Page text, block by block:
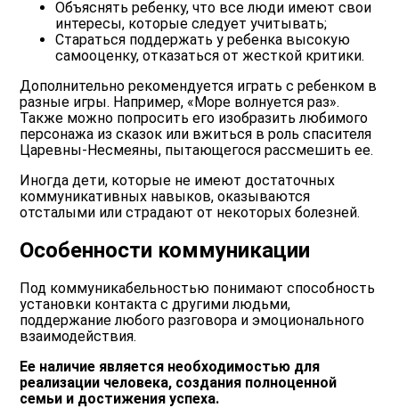
Объяснять ребенку, что все люди имеют свои
интересы, которые следует учитывать;
Стараться поддержать у ребенка высокую
самооценку, отказаться от жесткой критики.
Дополнительно рекомендуется играть с ребенком в
разные игры. Например, «Море волнуется раз».
Также можно попросить его изобразить любимого
персонажа из сказок или вжиться в роль спасителя
Царевны-Несмеяны, пытающегося рассмешить ее.
Иногда дети, которые не имеют достаточных
коммуникативных навыков, оказываются
отсталыми или страдают от некоторых болезней.
Особенности коммуникации
Под коммуникабельностью понимают способность
установки контакта с другими людьми,
поддержание любого разговора и эмоционального
взаимодействия.
Ее наличие является необходимостью для
реализации человека, создания полноценной
семьи и достижения успеха.